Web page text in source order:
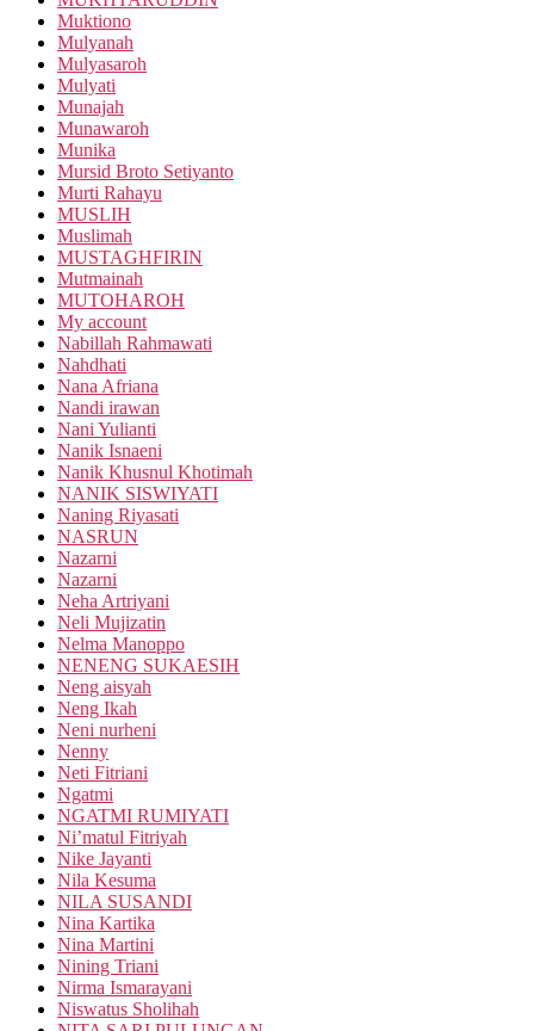
Muktiono
Mulyanah
Mulyasaroh
Mulyati
Munajah
Munawaroh
Munika
Mursid Broto Setiyanto
Murti Rahayu
MUSLIH
Muslimah
MUSTAGHFIRIN
Mutmainah
MUTOHAROH
My account
Nabillah Rahmawati
Nahdhati
Nana Afriana
Nandi irawan
Nani Yulianti
Nanik Isnaeni
Nanik Khusnul Khotimah
NANIK SISWIYATI
Naning Riyasati
NASRUN
Nazarni
Nazarni
Neha Artriyani
Neli Mujizatin
Nelma Manoppo
NENENG SUKAESIH
Neng aisyah
Neng Ikah
Neni nurheni
Nenny
Neti Fitriani
Ngatmi
NGATMI RUMIYATI
Ni’matul Fitriyah
Nike Jayanti
Nila Kesuma
NILA SUSANDI
Nina Kartika
Nina Martini
Nining Triani
Nirma Ismarayani
Niswatus Sholihah